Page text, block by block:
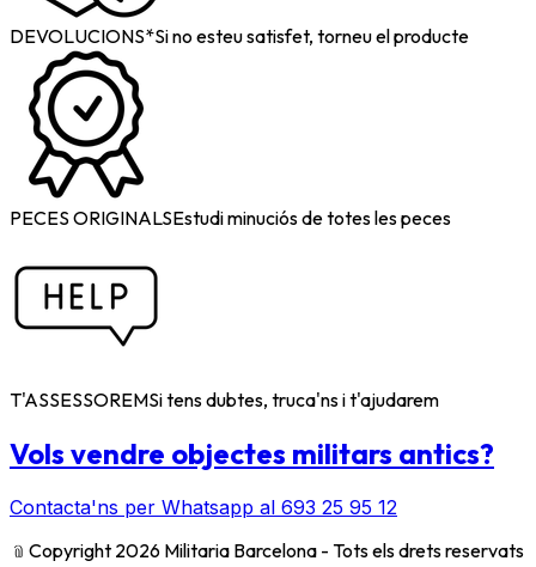
DEVOLUCIONS*Si no esteu satisfet, torneu el producte
PECES ORIGINALSEstudi minuciós de totes les peces
T'ASSESSOREMSi tens dubtes, truca'ns i t'ajudarem
Vols vendre objectes militars antics?
Contacta'ns per Whatsapp al 693 25 95 12
﹫ Copyright 2026 Militaria Barcelona - Tots els drets reservats